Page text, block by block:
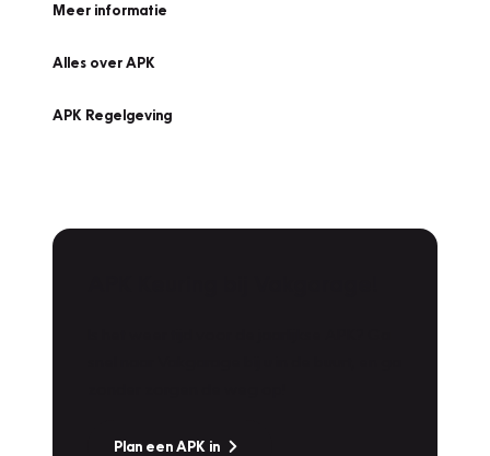
Meer informatie
Alles over APK
APK Regelgeving
Plan een APK in